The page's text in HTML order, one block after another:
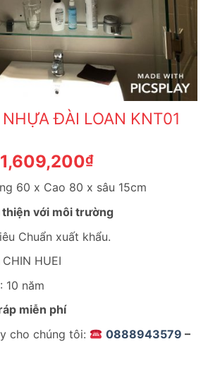
ĐÀI LOAN KNT01
Giá
gốc
là:
2,797,200₫.
1,609,200₫Giá
hiện
tại
là:
1,609,200₫.
60 x Cao 80 x sâu 15cm
thiện với môi trường
Chuẩn xuất khẩu.
HUEI
10 năm
miễn phí
cho chúng tôi:
0888943579 –